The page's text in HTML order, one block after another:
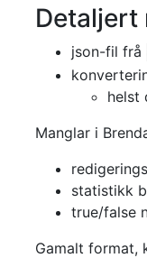
json-fil frå
helst
Manglar i
statistikk
true/false
Gamalt format,